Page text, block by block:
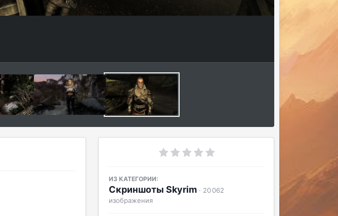
ИЗ КАТЕГОРИИ:
Скриншоты Skyrim · 20 062
изображения